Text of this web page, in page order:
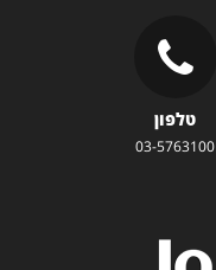
טלפון
03-5763100